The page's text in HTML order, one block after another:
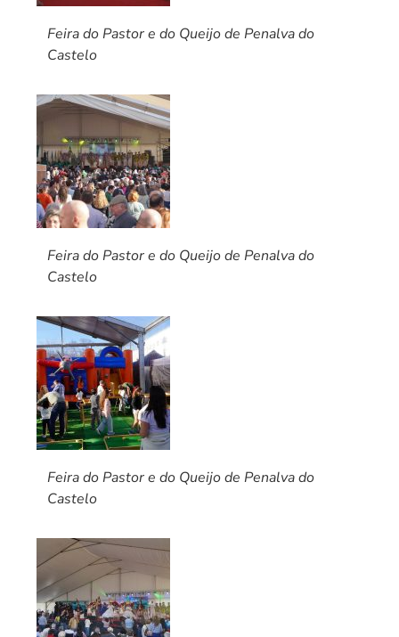
Feira do Pastor e do Queijo de Penalva do
Castelo
Feira do Pastor e do Queijo de Penalva do
Castelo
Feira do Pastor e do Queijo de Penalva do
Castelo